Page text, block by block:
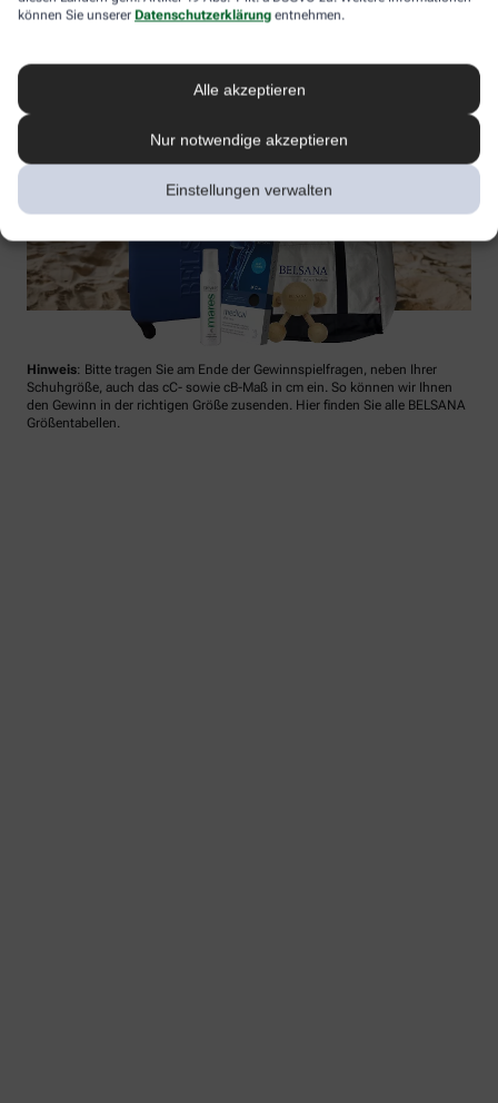
können Sie unserer Datenschutzerklärung entnehmen.
Alle akzeptieren
Nur notwendige akzeptieren
Einstellungen verwalten
Hinweis: Bitte tragen Sie am Ende der Gewinnspielfragen, neben Ihrer
Schuhgröße, auch das cC- sowie cB-Maß in cm ein. So können wir Ihnen
den Gewinn in der richtigen Größe zusenden. Hier finden Sie alle BELSANA
Größentabellen.